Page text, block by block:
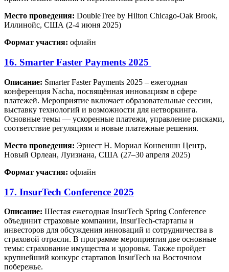
Место проведения: DoubleTree by Hilton Chicago-Oak Brook,
Иллинойс, США (2-4 июня 2025)
Формат участия: офлайн
16. Smarter Faster Payments 2025
Описание: Smarter Faster Payments 2025 – ежегодная
конференция Nacha, посвящённая инновациям в сфере
платежей. Мероприятие включает образовательные сессии,
выставку технологий и возможности для нетворкинга.
Основные темы — ускоренные платежи, управление рисками,
соответствие регуляциям и новые платежные решения.
Место проведения: Эрнест Н. Мориал Конвеншн Центр,
Новый Орлеан, Луизиана, США (27–30 апреля 2025)
Формат участия: офлайн
17. InsurTech Conference 2025
Описание: Шестая ежегодная InsurTech Spring Conference
объединит страховые компании, InsurTech-стартапы и
инвесторов для обсуждения инноваций и сотрудничества в
страховой отрасли. В программе мероприятия две основные
темы: страхование имущества и здоровья. Также пройдет
крупнейший конкурс стартапов InsurTech на Восточном
побережье.